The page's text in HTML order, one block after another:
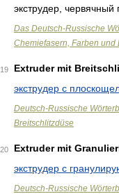
экструдер, червячный
Das Deutsch-Russische
Chemiefasern, Farben und
19
Extruder mit
экструдер с
Deutsch-Russische
Breitschlitzdüse
20
Extruder mit
экструдер с
Deutsch-Russische